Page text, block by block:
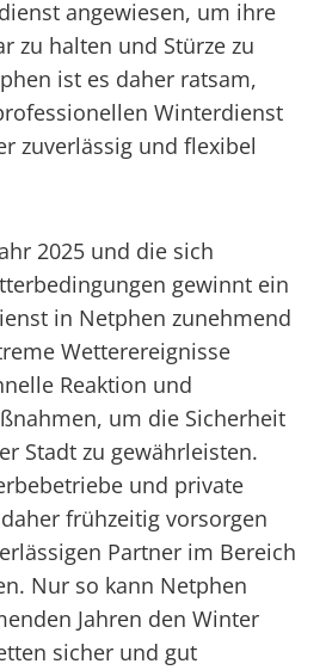
angewiesen, um ihre
zu halten und Stürze zu
ist es daher ratsam,
Winterdienst
zuverlässig und flexibel
2025 und die sich
gewinnt ein
in Netphen zunehmend
Wetterereignisse
Reaktion und
um die Sicherheit
Stadt zu gewährleisten.
und private
frühzeitig vorsorgen
Partner im Bereich
Nur so kann Netphen
Jahren den Winter
sicher und gut